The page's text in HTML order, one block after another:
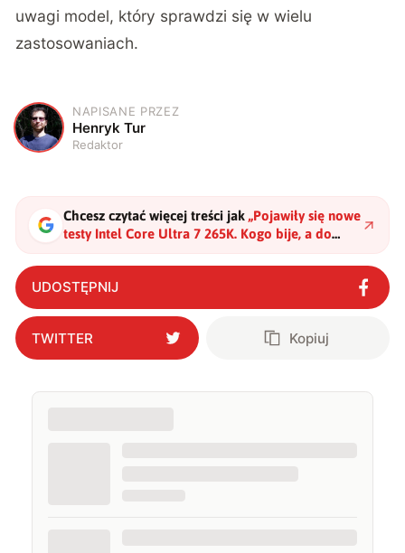
uwagi model, który sprawdzi się w wielu
zastosowaniach.
H
NAPISANE PRZEZ
Henryk Tur
Redaktor
Chcesz czytać więcej treści jak „Pojawiły się nowe
testy Intel Core Ultra 7 265K. Kogo bije, a do
kogo mu daleko?"?
UDOSTĘPNIJ
TWITTER Kopiuj